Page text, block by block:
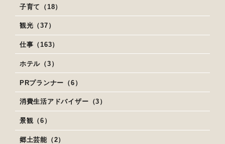
子育て（18）
観光（37）
仕事（163）
ホテル（3）
PRプランナー（6）
消費生活アドバイザー（3）
景観（6）
郷土芸能（2）